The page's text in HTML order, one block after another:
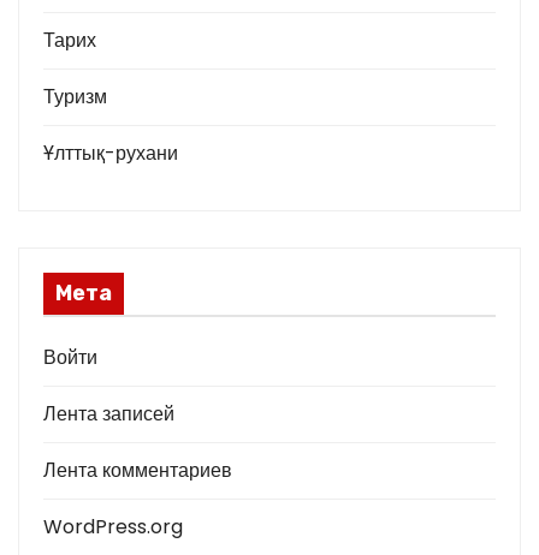
Тарих
Туризм
Ұлттық-рухани
Мета
Войти
Лента записей
Лента комментариев
WordPress.org